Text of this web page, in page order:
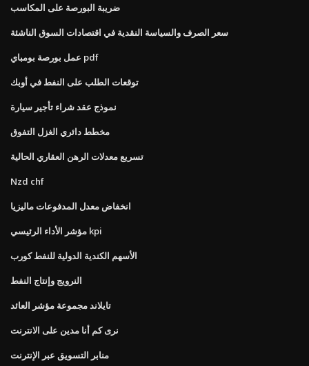
ضريبة البورصة على المكاسب
سعر الصرف والسياسة النقدية في اقتصادات السوق الناشئة
عمل بورصة بومباي pdf
توقعات الطلب على النفط في أوبك
نموذج عقد شراء تأجير سيارة
مخطط دائري الغزل التفوق
تسريع معدلات الرهن العقاري الحالية
Nzd chf
انخفاض معدل المدفوعات ماليزيا
مؤشر الأداء الرئيسي kpi
الأسهم الكندية الدولية للنفط كورب
النرويج وإنتاج النفط
تايلاند مجموعة مؤشر العائد
نرى كم أنا مدين على الانترنت
منابر التسويق عبر الإنترنت